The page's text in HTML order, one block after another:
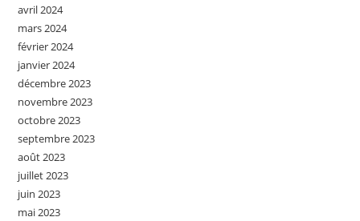
avril 2024
mars 2024
février 2024
janvier 2024
décembre 2023
novembre 2023
octobre 2023
septembre 2023
août 2023
juillet 2023
juin 2023
mai 2023